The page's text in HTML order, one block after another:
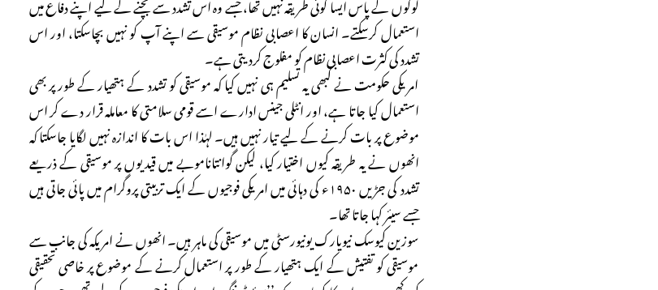
استعمال کرسکتے۔ انسان کا اعصابی نظام موسیقی سے اپنے آپ کو نہیں بچاسکتا، اور اس
تشدد کی کثرت اعصابی نظام کو مفلوج کردیتی ہے۔
امریکی حکومت نے کبھی یہ تسلیم ہی نہیں کیا کہ موسیقی کو تشدد کے ہتھیار کے طور پر بھی
استعمال کیا جاتا ہے، اور انٹلی جینس ادارے اسے قومی سلامتی کا معاملہ قرار دے کر اس
موضوع پر بات کرنے کے لیے تیار نہیں ہیں۔ لہٰذا اس بات کا اندازہ نہیں لگایا جاسکتا کہ
انھوں نے یہ طریقہ کیوں اختیار کیا، لیکن گوانتاناموبے میں قیدیوں پر موسیقی کے ذریعے
تشدد کی جڑیں ۱۹۵۰ء کی دہائی میں امریکی فوجیوں کے ایک تربیتی پروگرام میں پائی جاتی ہیں
جسے سیئر کہا جاتا تھا۔
سوزین کیوسک نیویارک یونیورسٹی میں موسیقی کی ماہر ہیں۔ انھوں نے امریکہ کی جانب سے
موسیقی کو تفتیش کے ایک ہتھیار کے طور پر استعمال کرنے کے موضوع پر خاصی تحقیقی